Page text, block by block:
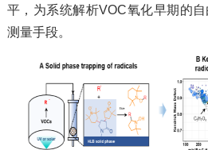
平，为系统解析VOC氧化早期的
测量手段。